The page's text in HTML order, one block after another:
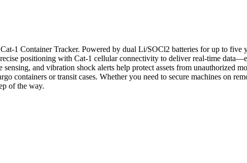
1 Container Tracker. Powered by dual Li/SOCl2 batteries for up to five
positioning with Cat-1 cellular connectivity to deliver real-time
and vibration shock alerts help protect assets from unauthorized
containers or transit cases. Whether you need to secure machines on
of the way.